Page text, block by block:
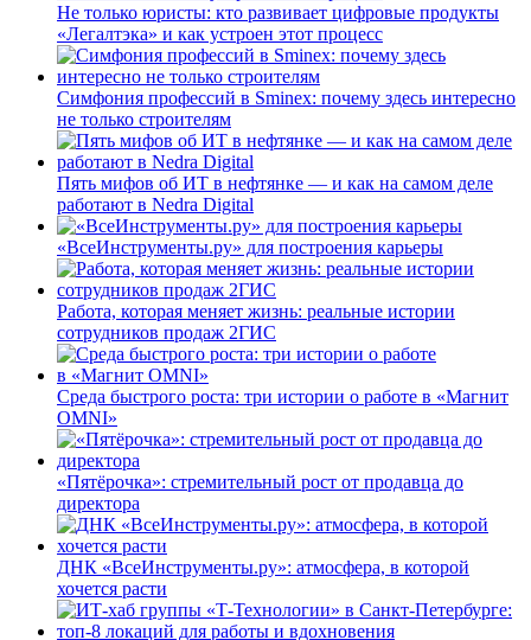
Не только юристы: кто развивает цифровые продукты
«Легалтэка» и как устроен этот процесс
Симфония профессий в Sminex: почему здесь интересно
не только строителям
Пять мифов об ИТ в нефтянке — и как на самом деле
работают в Nedra Digital
«ВсеИнструменты.ру» для построения карьеры
Работа, которая меняет жизнь: реальные истории
сотрудников продаж 2ГИС
Среда быстрого роста: три истории о работе в «Магнит
OMNI»
«Пятёрочка»: стремительный рост от продавца до
директора
ДНК «ВсеИнструменты.ру»: атмосфера, в которой
хочется расти